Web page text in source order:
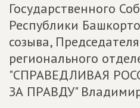
Государственного
Республики
созыва,
регионального
"СПРАВЕДЛИВАЯ
ЗА ПРАВДУ"